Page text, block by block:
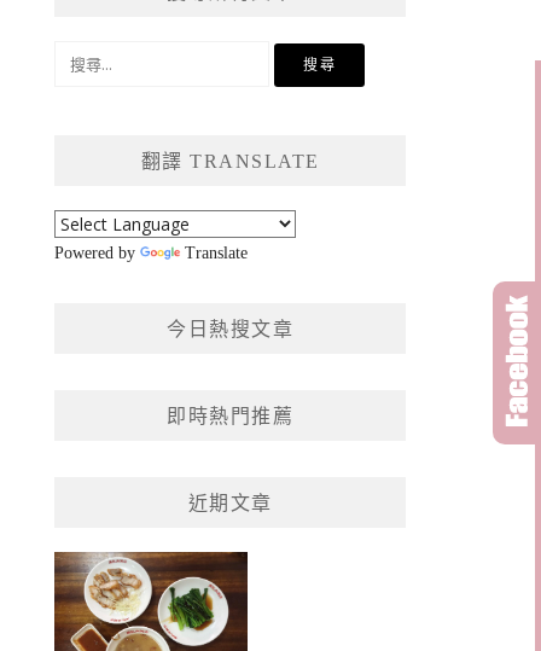
翻譯 TRANSLATE
Powered by Translate
今日熱搜文章
即時熱門推薦
近期文章